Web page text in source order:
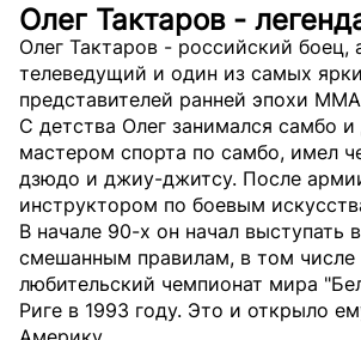
Олег Тактаров -
Олег Тактаров - российский боец,
телеведущий и один из самых
представителей ранней эпохи
С детства Олег занимался самбо
мастером спорта по самбо, имел
дзюдо и джиу-джитсу. После
инструктором по боевым
В начале 90-х он начал выступать
смешанным правилам, в том числе
любительский чемпионат мира
Риге в 1993 году. Это и открыло